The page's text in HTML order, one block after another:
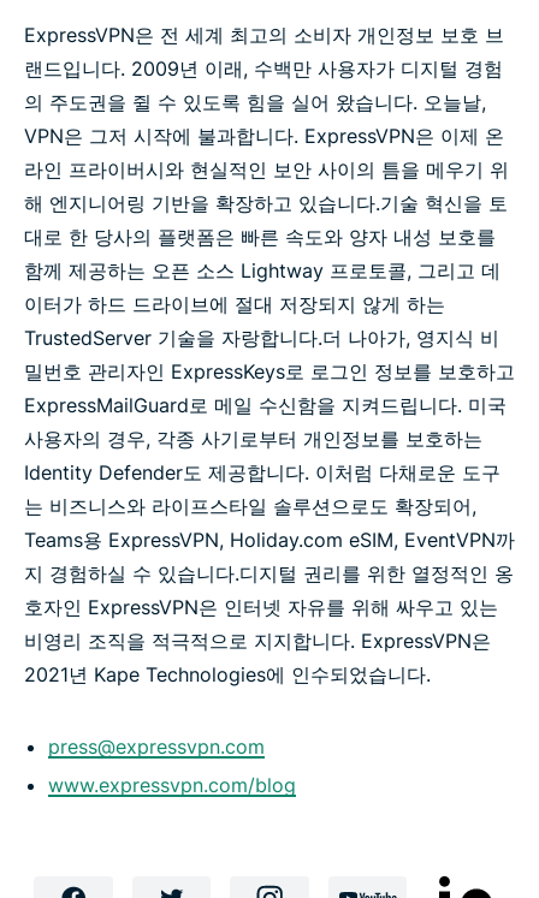
ExpressVPN은 전 세계 최고의 소비자 개인정보 보호 브
랜드입니다. 2009년 이래, 수백만 사용자가 디지털 경험
의 주도권을 쥘 수 있도록 힘을 실어 왔습니다. 오늘날,
VPN은 그저 시작에 불과합니다. ExpressVPN은 이제 온
라인 프라이버시와 현실적인 보안 사이의 틈을 메우기 위
해 엔지니어링 기반을 확장하고 있습니다.기술 혁신을 토
대로 한 당사의 플랫폼은 빠른 속도와 양자 내성 보호를
함께 제공하는 오픈 소스 Lightway 프로토콜, 그리고 데
이터가 하드 드라이브에 절대 저장되지 않게 하는
TrustedServer 기술을 자랑합니다.더 나아가, 영지식 비
밀번호 관리자인 ExpressKeys로 로그인 정보를 보호하고
ExpressMailGuard로 메일 수신함을 지켜드립니다. 미국
사용자의 경우, 각종 사기로부터 개인정보를 보호하는
Identity Defender도 제공합니다. 이처럼 다채로운 도구
는 비즈니스와 라이프스타일 솔루션으로도 확장되어,
Teams용 ExpressVPN, Holiday.com eSIM, EventVPN까
지 경험하실 수 있습니다.디지털 권리를 위한 열정적인 옹
호자인 ExpressVPN은 인터넷 자유를 위해 싸우고 있는
비영리 조직을 적극적으로 지지합니다. ExpressVPN은
2021년 Kape Technologies에 인수되었습니다.
press@expressvpn.com
www.expressvpn.com/blog